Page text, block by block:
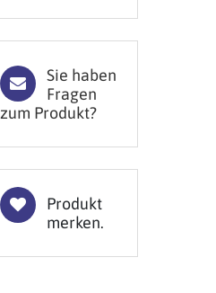
Sie haben
Fragen
zum Produkt?
Produkt
merken.